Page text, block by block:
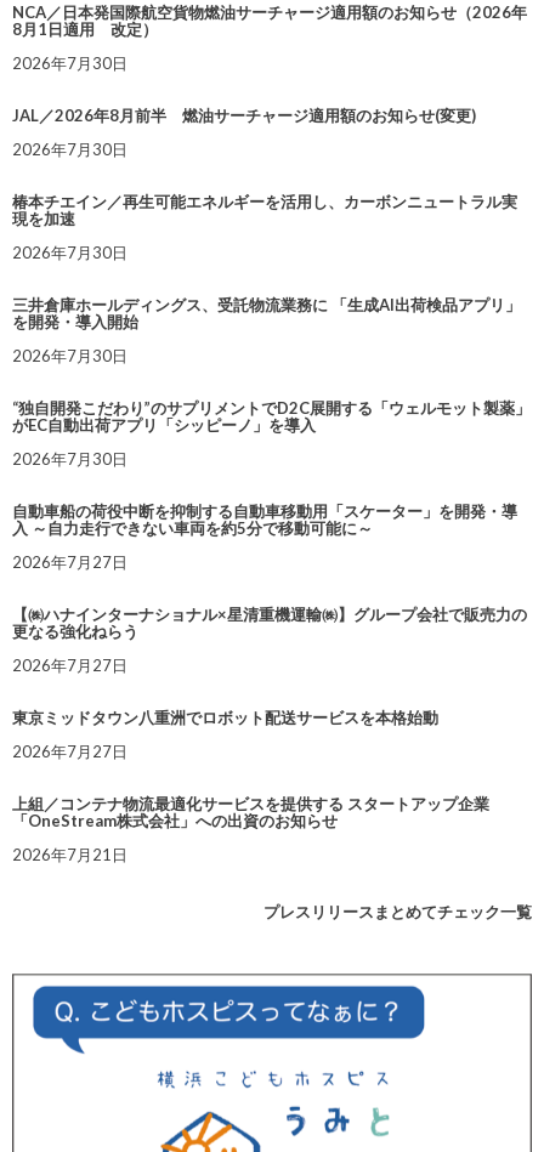
NCA／日本発国際航空貨物燃油サーチャージ適用額のお知らせ（2026年
8月1日適用 改定）
2026年7月30日
JAL／2026年8月前半 燃油サーチャージ適用額のお知らせ(変更)
2026年7月30日
椿本チエイン／再生可能エネルギーを活用し、カーボンニュートラル実
現を加速
2026年7月30日
三井倉庫ホールディングス、受託物流業務に 「生成AI出荷検品アプリ」
を開発・導入開始
2026年7月30日
“独自開発こだわり”のサプリメントでD2C展開する「ウェルモット製薬」
がEC自動出荷アプリ「シッピーノ」を導入
2026年7月30日
自動車船の荷役中断を抑制する自動車移動用「スケーター」を開発・導
入 ～自力走行できない車両を約5分で移動可能に～
2026年7月27日
【㈱ハナインターナショナル×星清重機運輸㈱】グループ会社で販売力の
更なる強化ねらう
2026年7月27日
東京ミッドタウン八重洲でロボット配送サービスを本格始動
2026年7月27日
上組／コンテナ物流最適化サービスを提供する スタートアップ企業
「OneStream株式会社」への出資のお知らせ
2026年7月21日
プレスリリースまとめてチェック一覧